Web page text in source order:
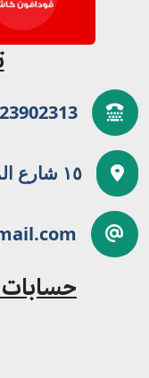
١٥ شارع المنوفى، عابدين، القاهرة، مصر
حسابات